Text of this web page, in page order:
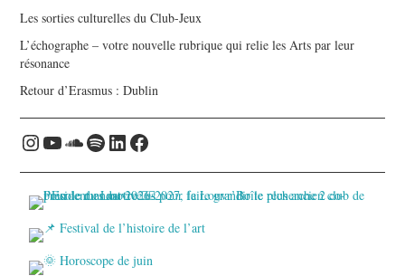
Les sorties culturelles du Club-Jeux
L’échographe – votre nouvelle rubrique qui relie les Arts par leur
résonance
Retour d’Erasmus : Dublin
Instagram
YouTube
Soundcloud
Spotify
LinkedIn
Facebook